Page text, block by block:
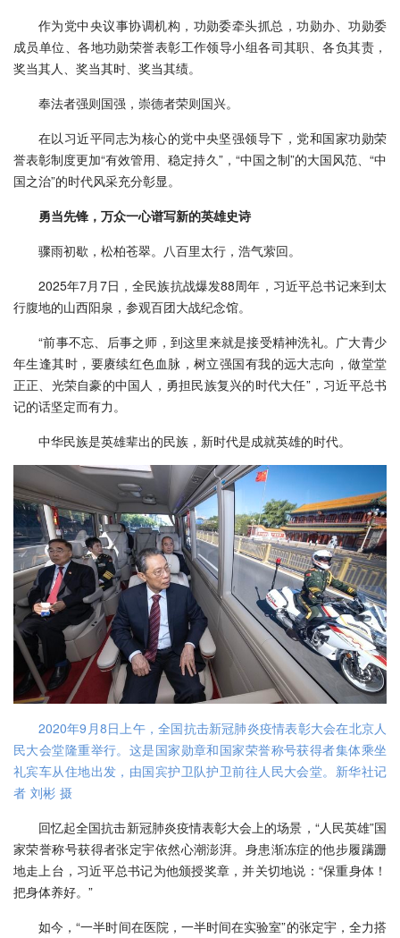
作为党中央议事协调机构，功勋委牵头抓总，功勋办、功勋委
成员单位、各地功勋荣誉表彰工作领导小组各司其职、各负其责，
奖当其人、奖当其时、奖当其绩。
奉法者强则国强，崇德者荣则国兴。
在以习近平同志为核心的党中央坚强领导下，党和国家功勋荣
誉表彰制度更加“有效管用、稳定持久”，“中国之制”的大国风范、“中
国之治”的时代风采充分彰显。
勇当先锋，万众一心谱写新的英雄史诗
骤雨初歇，松柏苍翠。八百里太行，浩气萦回。
2025年7月7日，全民族抗战爆发88周年，习近平总书记来到太
行腹地的山西阳泉，参观百团大战纪念馆。
“前事不忘、后事之师，到这里来就是接受精神洗礼。广大青少
年生逢其时，要赓续红色血脉，树立强国有我的远大志向，做堂堂
正正、光荣自豪的中国人，勇担民族复兴的时代大任”，习近平总书
记的话坚定而有力。
中华民族是英雄辈出的民族，新时代是成就英雄的时代。
2020年9月8日上午，全国抗击新冠肺炎疫情表彰大会在北京人
民大会堂隆重举行。这是国家勋章和国家荣誉称号获得者集体乘坐
礼宾车从住地出发，由国宾护卫队护卫前往人民大会堂。新华社记
者 刘彬 摄
回忆起全国抗击新冠肺炎疫情表彰大会上的场景，“人民英雄”国
家荣誉称号获得者张定宇依然心潮澎湃。身患渐冻症的他步履蹒跚
地走上台，习近平总书记为他颁授奖章，并关切地说：“保重身体！
把身体养好。”
如今，“一半时间在医院，一半时间在实验室”的张定宇，全力搭